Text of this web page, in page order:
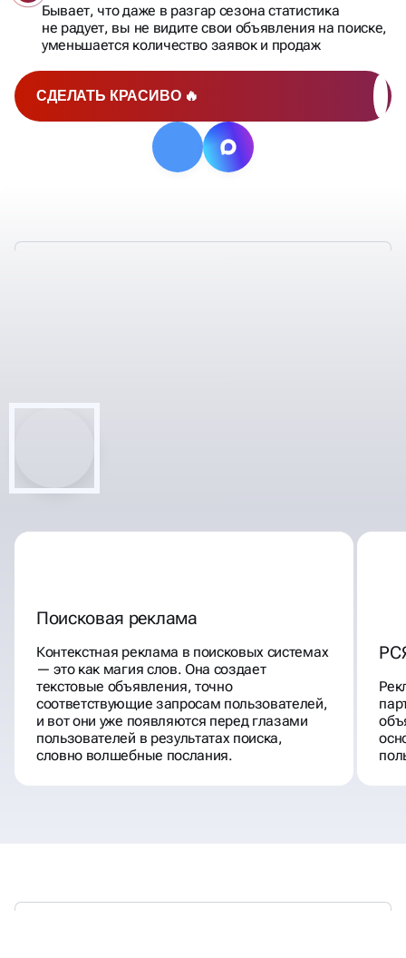
СДЕЛАТЬ КРАСИВО 🔥
Бывает, что даже в разгар сезона статистика
не радует, вы не видите свои объявления на поиске,
уменьшается количество заявок и продаж
ПОД КЛЮЧ, С
Поисковая реклама
Контекстная реклама в поисковых системах
— это как магия слов. Она создает
текстовые объявления, точно
соответствующие запросам пользователей,
и вот они уже появляются перед глазами
пользователей в результатах поиска,
словно волшебные послания.